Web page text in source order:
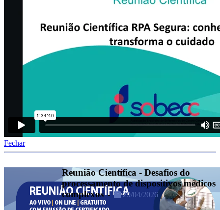
Fechar
Reunião Científica - Desafios do
processamento de dispositivos médicos
complexos- 29/04/2026